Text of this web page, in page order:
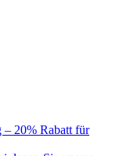
– 20% Rabatt für